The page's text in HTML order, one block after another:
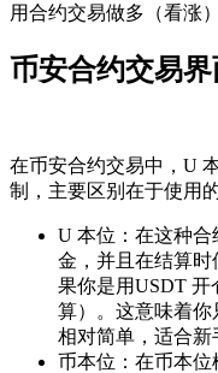
用合约交易做多（看涨
币安合约交易界
在币安合约交易中，U
制，主要区别在于使用
U 本位：在这种合
金，并且在结算
果你是用USDT 开
算）。这意味着
相对简单，适合新
币本位：在币本